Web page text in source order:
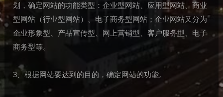
划，确定网站的功能类型：企业型网站、应用型网站、商业
型网站（行业型网站）、电子商务型网站；企业网站又分为
企业形象型、产品宣传型、网上营销型、客户服务型、电子
商务型等。
3、根据网站要达到的目的，确定网站的功能。